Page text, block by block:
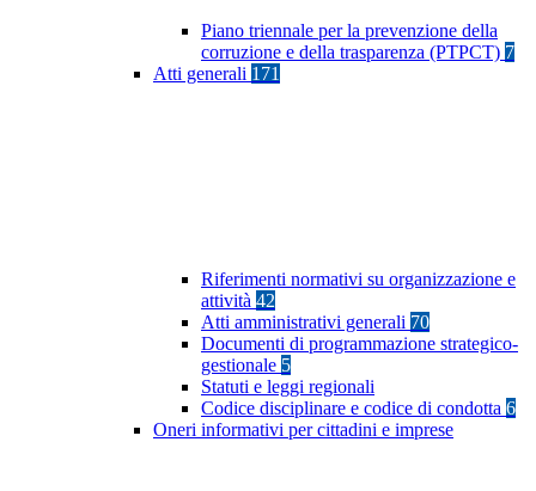
Piano triennale per la prevenzione della
corruzione e della trasparenza (PTPCT) 7
Atti generali 171
Riferimenti normativi su organizzazione e
attività 42
Atti amministrativi generali 70
Documenti di programmazione strategico-
gestionale 5
Statuti e leggi regionali
Codice disciplinare e codice di condotta 6
Oneri informativi per cittadini e imprese